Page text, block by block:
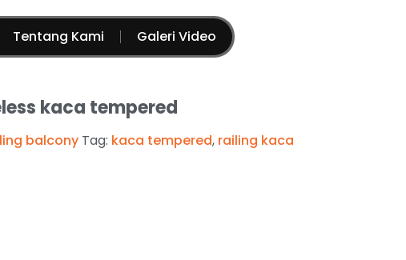
Tentang Kami Galeri Video
kaca tempered
balcony Tag: kaca tempered, railing kaca